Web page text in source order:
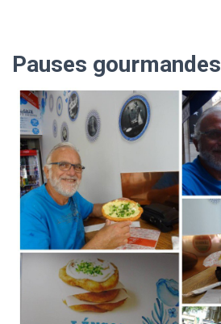
Pauses gourmandes